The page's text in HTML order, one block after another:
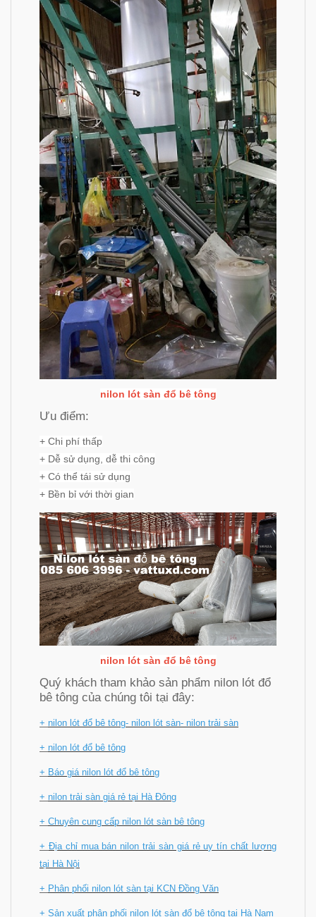
nilon lót sàn đổ bê tông
Ưu điểm:
+ Chi phí thấp
+ Dễ sử dụng, dễ thi công
+ Có thể tái sử dụng
+ Bền bỉ với thời gian
nilon lót sàn đổ bê tông
Quý khách tham khảo sản phẩm nilon lót đổ
bê tông của chúng tôi tại đây:
+ nilon lót đổ bê tông- nilon lót sàn- nilon trải sàn
+ nilon lót đổ bê tông
+ Báo giá nilon lót đổ bê tông
+ nilon trải sàn giá rẻ tại Hà Đông
+ Chuyên cung cấp nilon lót sàn bê tông
+ Địa chỉ mua bán nilon trải sàn giá rẻ uy tín chất lượng
tại Hà Nội
+ Phân phối nilon lót sàn tại KCN Đồng Văn
+ Sản xuất phân phối nilon lót sàn đổ bê tông tại Hà Nam